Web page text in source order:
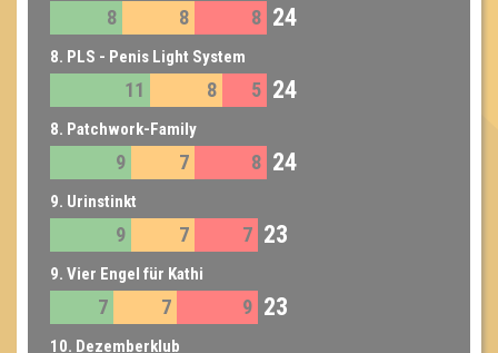
8 8 8 24
8. PLS - Penis Light System
11 8 5 24
8. Patchwork-Family
9 7 8 24
9. Urinstinkt
9 7 7 23
9. Vier Engel für Kathi
7 7 9 23
10. Dezemberklub